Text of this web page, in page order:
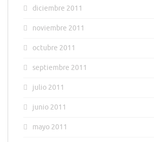
diciembre 2011
noviembre 2011
octubre 2011
septiembre 2011
julio 2011
junio 2011
mayo 2011